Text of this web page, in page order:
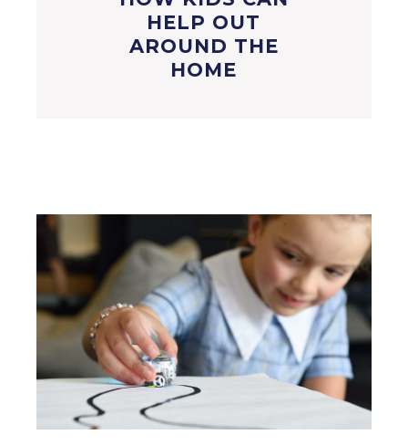
HELP OUT
AROUND THE
HOME